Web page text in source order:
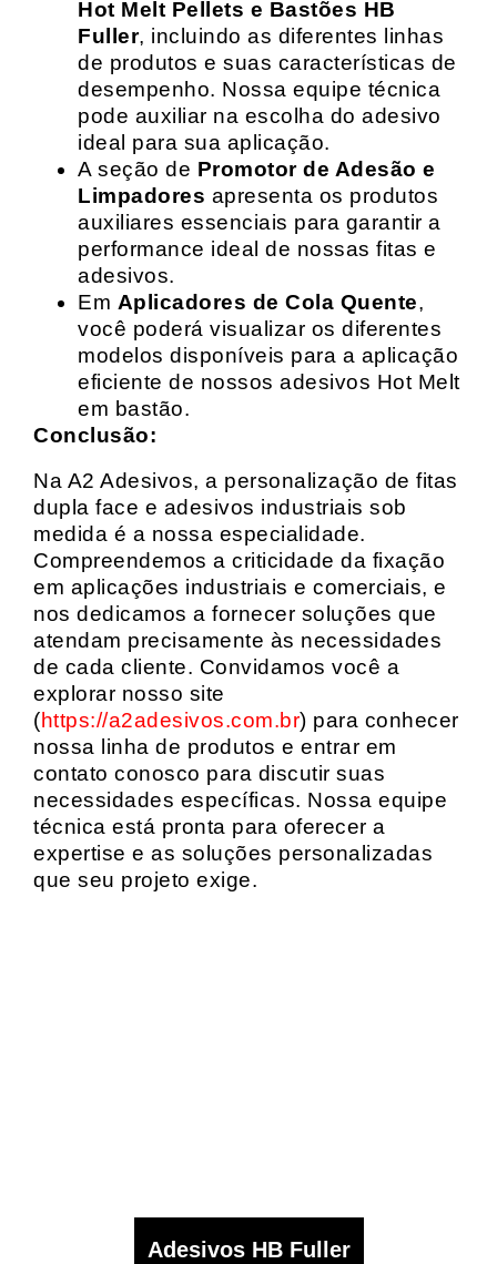
Hot Melt Pellets e Bastões HB
Fuller, incluindo as diferentes linhas
de produtos e suas características de
desempenho. Nossa equipe técnica
pode auxiliar na escolha do adesivo
ideal para sua aplicação.
A seção de Promotor de Adesão e
Limpadores apresenta os produtos
auxiliares essenciais para garantir a
performance ideal de nossas fitas e
adesivos.
Em Aplicadores de Cola Quente,
você poderá visualizar os diferentes
modelos disponíveis para a aplicação
eficiente de nossos adesivos Hot Melt
em bastão.
Conclusão:
Na A2 Adesivos, a personalização de fitas
dupla face e adesivos industriais sob
medida é a nossa especialidade.
Compreendemos a criticidade da fixação
em aplicações industriais e comerciais, e
nos dedicamos a fornecer soluções que
atendam precisamente às necessidades
de cada cliente. Convidamos você a
explorar nosso site
(https://a2adesivos.com.br) para conhecer
nossa linha de produtos e entrar em
contato conosco para discutir suas
necessidades específicas. Nossa equipe
técnica está pronta para oferecer a
expertise e as soluções personalizadas
que seu projeto exige.
Adesivos HB Fuller